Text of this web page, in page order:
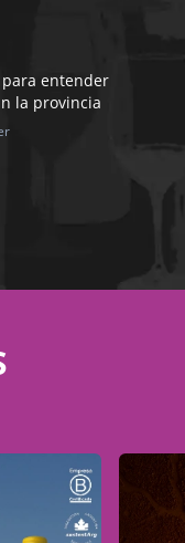
entender
la provincia